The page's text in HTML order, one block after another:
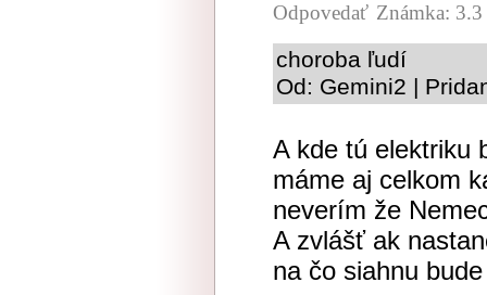
Odpovedať Známka: 3.3
choroba ľudí
Od: Gemini2 |
A kde tú elektriku
máme aj celkom
neverím že
A zvlášť ak
na čo siahnu